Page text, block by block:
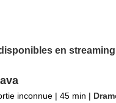
en
inconnue | 45 min |